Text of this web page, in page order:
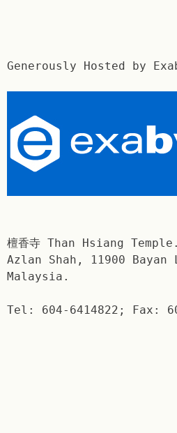
Generously Hosted by
檀香寺 Than Hsiang
Azlan Shah, 11900 Bayan
Malaysia.
Tel: 604-6414822; Fax: